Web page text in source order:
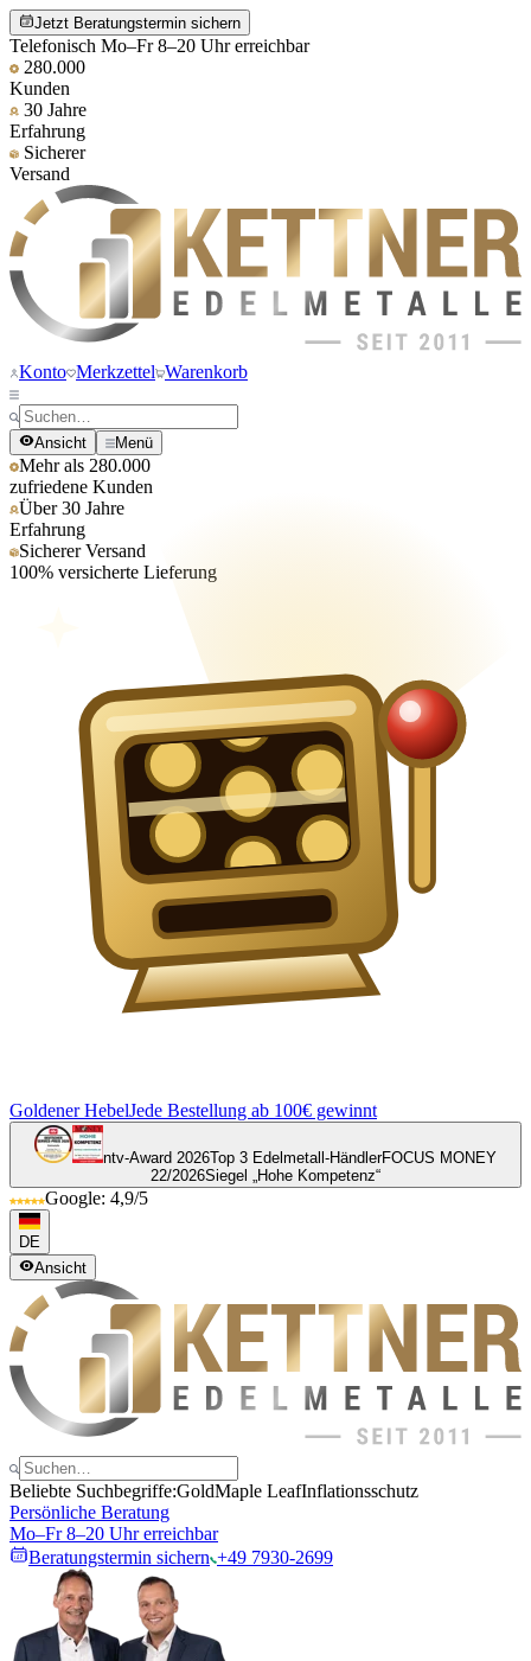
Jetzt Beratungstermin sichern
Telefonisch Mo–Fr 8–20 Uhr erreichbar
280.000
Kunden
30 Jahre
Erfahrung
Sicherer
Versand
Konto Merkzettel Warenkorb
Ansicht Menü
Mehr als 280.000
zufriedene Kunden
Über 30 Jahre
Erfahrung
Sicherer Versand
100% versicherte Lieferung
Goldener HebelJede Bestellung ab 100€ gewinnt
ntv-Award 2026Top 3 Edelmetall-HändlerFOCUS MONEY
22/2026Siegel „Hohe Kompetenz“
Google: 4,9/5
DE
Ansicht
Beliebte Suchbegriffe:GoldMaple LeafInflationsschutz
Persönliche Beratung
Mo–Fr 8–20 Uhr erreichbar
Beratungstermin sichern +49 7930-2699